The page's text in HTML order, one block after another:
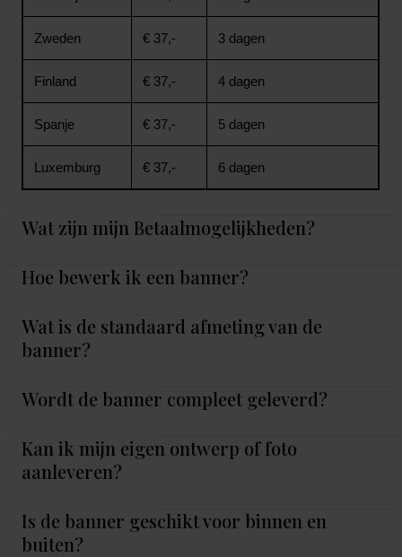
Zweden € 37,- 3 dagen
Finland € 37,- 4 dagen
Spanje € 37,- 5 dagen
Luxemburg € 37,- 6 dagen
Wat zijn mijn Betaalmogelijkheden?
Hoe bewerk ik een banner?
Wat is de standaard afmeting van de
banner?
Wordt de banner compleet geleverd?
Kan ik mijn eigen ontwerp of foto
aanleveren?
Is de banner geschikt voor binnen en
buiten?